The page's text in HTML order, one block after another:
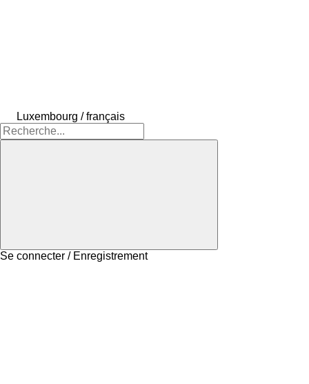
Luxembourg / français
Se connecter / Enregistrement